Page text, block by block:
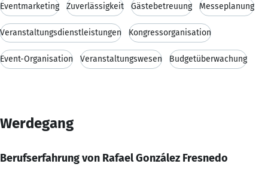
Eventmarketing Zuverlässigkeit Gästebetreuung Messeplanung
Veranstaltungsdienstleistungen Kongressorganisation
Event-Organisation Veranstaltungswesen Budgetüberwachung
Werdegang
Berufserfahrung von Rafael González Fresnedo